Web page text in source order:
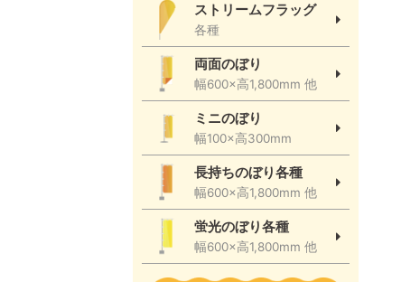
ストリームフラッグ
各種
両面のぼり
幅600×高1,800mm 他
ミニのぼり
幅100×高300mm
長持ちのぼり各種
幅600×高1,800mm 他
蛍光のぼり各種
幅600×高1,800mm 他